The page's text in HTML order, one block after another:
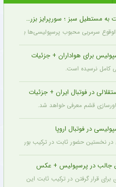
؛ سورپرایز بزرگ در راه است ؟ + جزئیات
سرمربی محبوب پرسپولیسی‌ها به دنیای
برای هواداران + جزئیات
کامل نرسیده است.
در فوتبال ایران + جزئیات
قشم معرفی خواهد شد.
در فوتبال اروپا
حضور ثابت در ترکیب بوراتس بانیا
جالب در پرسپولیس + عکس
برای قرار گرفتن در ترکیب ثابت این تیم